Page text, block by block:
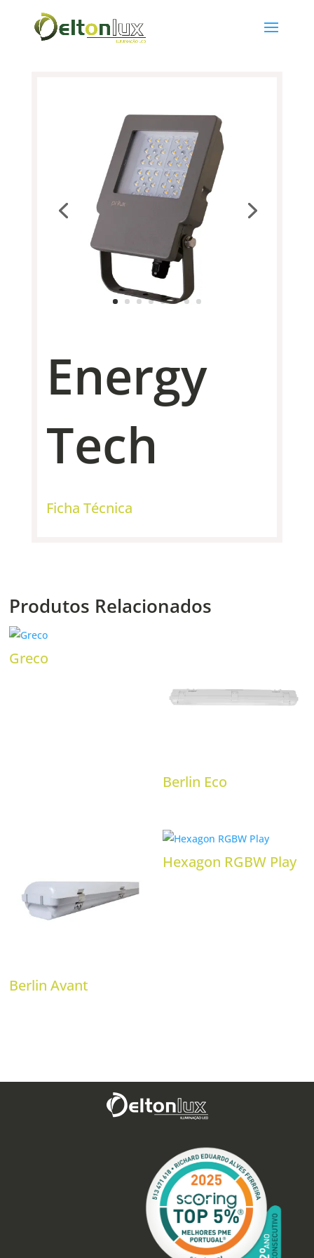
Energy
Tech
Ficha Técnica
Produtos Relacionados
Greco
Berlin Eco
Berlin Avant
Hexagon RGBW Play